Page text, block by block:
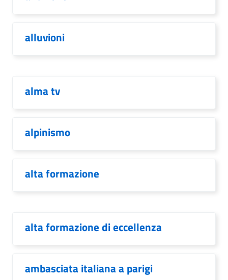
alluvioni
alma tv
alpinismo
alta formazione
alta formazione di eccellenza
ambasciata italiana a parigi